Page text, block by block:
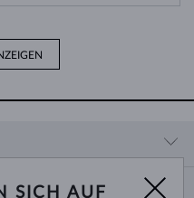
SICH AUF